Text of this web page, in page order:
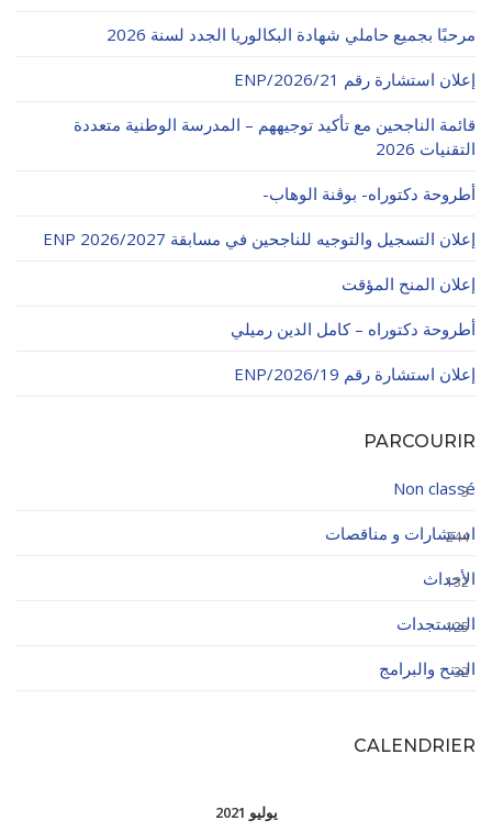
نماذج ما بعد التدرج
ميثاق الأداب والأخلاقيات الجامعية
مرحبًا بجميع حاملي شهادة البكالوريا الجدد لسنة 2026
إعلان استشارة رقم 21/ENP/2026
قائمة الناجحين مع تأكيد توجيههم – المدرسة الوطنية متعددة
التقنيات 2026
أطروحة دكتوراه- بوڨنة الوهاب-
إعلان التسجيل والتوجيه للناجحين في مسابقة ENP 2026/2027
إعلان المنح المؤقت
أطروحة دكتوراه – كامل الدين رميلي
إعلان استشارة رقم 19/ENP/2026
PARCOURIR
Non classé
3
استشارات و مناقصات
244
الأحداث
132
المستجدات
125
المنح والبرامج
32
CALENDRIER
يوليو 2021